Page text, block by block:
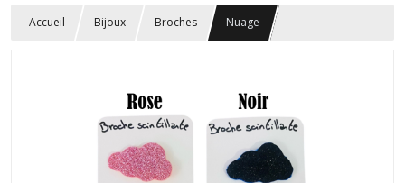
Accueil Bijoux Broches Nuage